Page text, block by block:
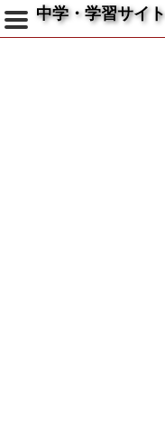
中学・学習サイト